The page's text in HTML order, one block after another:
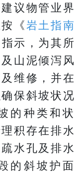
议物管业界
《岩土指南
示，为其所
山泥倾泻风
维修，并在
保斜坡状况
的种类和状
积存在排水
水孔及排水
的斜坡护面